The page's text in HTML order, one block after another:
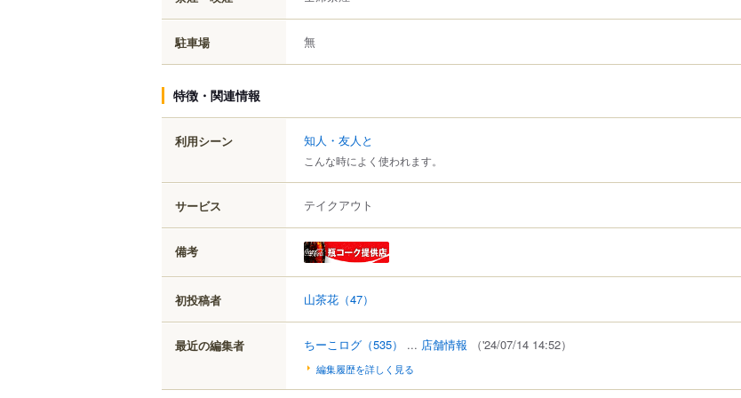
駐車場 無
特徴・関連情報
利用シーン 知人・友人と
こんな時によく使われます。
サービス テイクアウト
備考
初投稿者 山茶花 （47）
最近の編集者 ちーこログ （535） ... 店舗情報 （'24/07/14 14:52）
編集履歴を詳しく見る